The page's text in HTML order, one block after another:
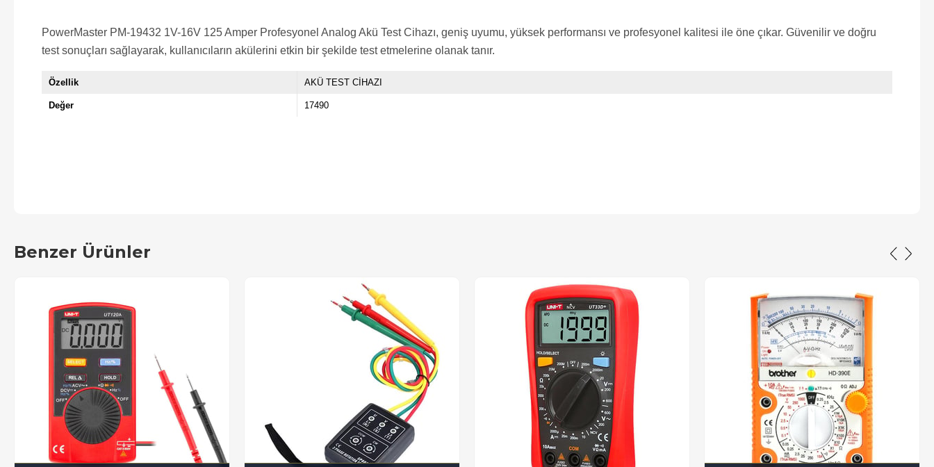
PowerMaster PM-19432 1V-16V 125 Amper Profesyonel Analog Akü Test Cihazı, geniş uyumu, yüksek performansı ve profesyonel kalitesi ile öne çıkar. Güvenilir ve doğru
test sonuçları sağlayarak, kullanıcıların akülerini etkin bir şekilde test etmelerine olanak tanır.
Özellik AKÜ TEST CİHAZI
Değer 17490
Benzer Ürünler